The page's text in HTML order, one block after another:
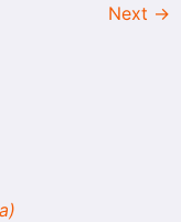
Next →